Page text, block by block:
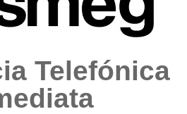
Telefónica